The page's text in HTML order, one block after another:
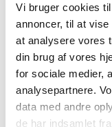
Vi bruger cookies
annoncer, til at
at analysere vores
din brug af vores
for sociale medier,
analysepartnere.
data med andre
de har indsamlet
Karen
hæklede tæpper
Karen Klarbæk
199,00 DKK